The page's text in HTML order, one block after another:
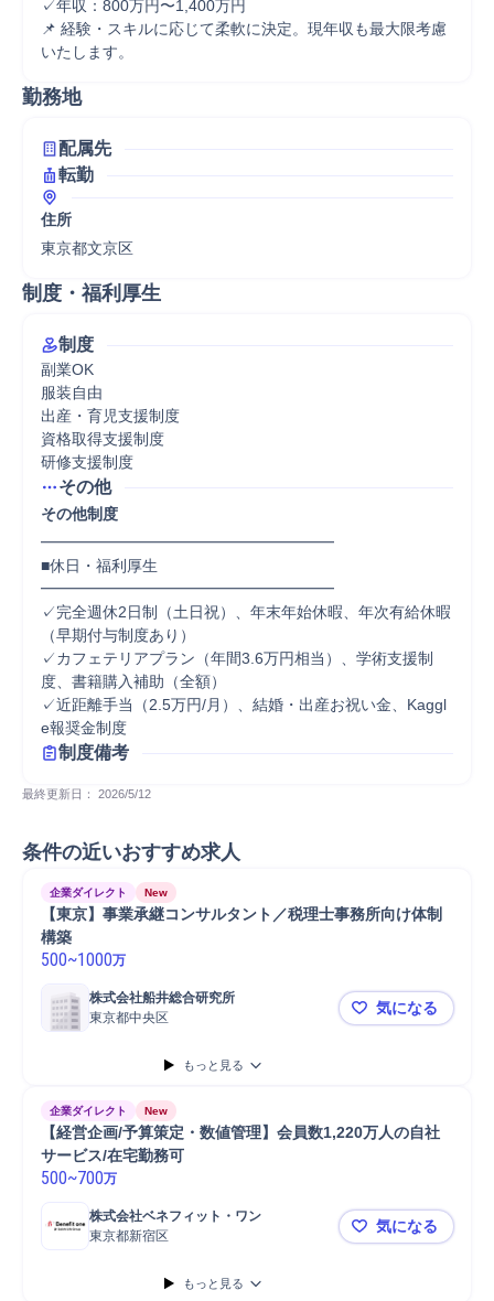
✓年収：800万円〜1,400万円
📌 経験・スキルに応じて柔軟に決定。現年収も最大限考慮
いたします。
勤務地
配属先
転勤
住所
東京都文京区
制度・福利厚生
制度
副業OK
服装自由
出産・育児支援制度
資格取得支援制度
研修支援制度
その他
その他制度
━━━━━━━━━━━━━━━━━━━
■休日・福利厚生
━━━━━━━━━━━━━━━━━━━
✓完全週休2日制（土日祝）、年末年始休暇、年次有給休暇
（早期付与制度あり）
✓カフェテリアプラン（年間3.6万円相当）、学術支援制
度、書籍購入補助（全額）
✓近距離手当（2.5万円/月）、結婚・出産お祝い金、Kaggl
e報奨金制度
制度備考
最終更新日： 2026/5/12
条件の近いおすすめ求人
企業ダイレクト New
【東京】事業承継コンサルタント／税理士事務所向け体制
構築
500~1000万
株式会社船井総合研究所
東京都中央区
【東京】事
気になる
もっと見る
企業ダイレクト New
【経営企画/予算策定・数値管理】会員数1,220万人の自社
サービス/在宅勤務可
500~700万
株式会社ベネフィット・ワン
東京都新宿区
【経営企画/
気になる
もっと見る